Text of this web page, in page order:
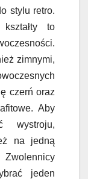
stylu retro.
to
zimnymi,
czerń oraz
Aby
wystroju,
na jedną
jeden